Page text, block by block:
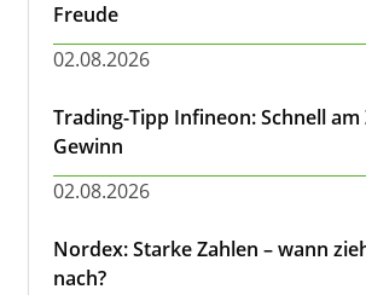
Freude
02.08.2026
Trading-Tipp Infineon: Schnell am
Gewinn
02.08.2026
Nordex: Starke Zahlen – wann
nach?